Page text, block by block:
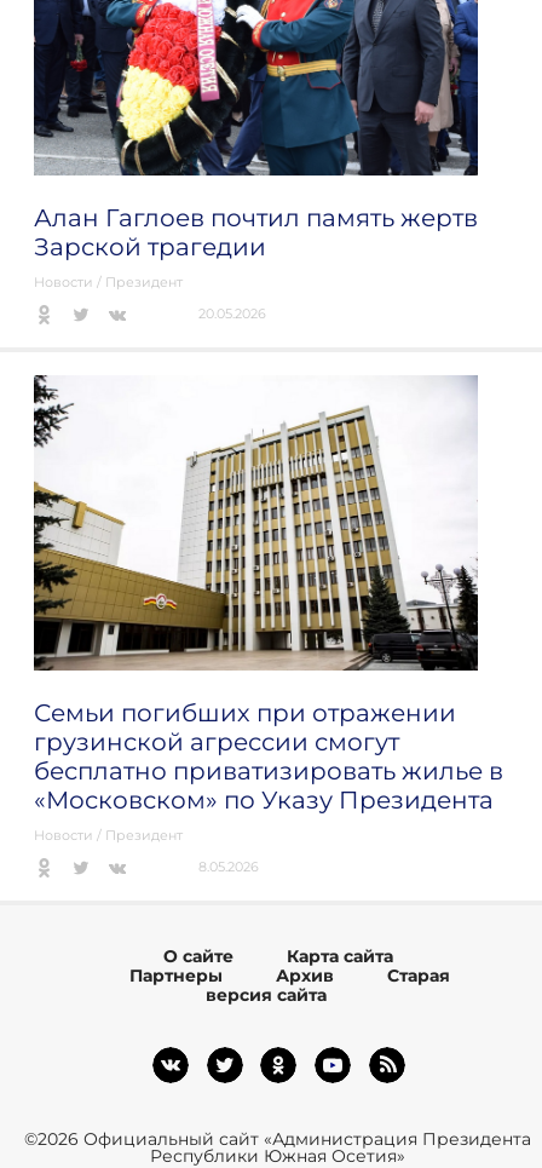
Алан Гаглоев почтил память жертв
Зарской трагедии
Новости / Президент
20.05.2026
Семьи погибших при отражении
грузинской агрессии смогут
бесплатно приватизировать жилье в
«Московском» по Указу Президента
Новости / Президент
8.05.2026
О сайте
Карта сайта
Партнеры
Архив
Старая
версия сайта
©2026 Официальный сайт «Администрация Президента
Республики Южная Осетия»